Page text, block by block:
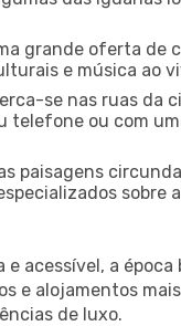
grande oferta de
e música ao
se nas ruas da
telefone ou com
paisagens
sobre
acessível, a
e alojamentos
de luxo.